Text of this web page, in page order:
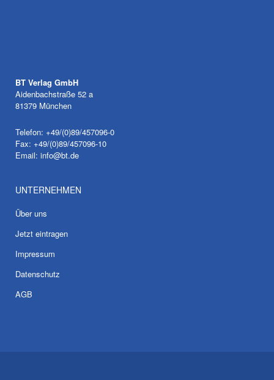
BT Verlag GmbH
Aidenbachstraße 52 a
81379 München
Telefon: +49/(0)89/457096-0
Fax: +49/(0)89/457096-10
Email: info@bt.de
UNTERNEHMEN
Über uns
Jetzt eintragen
Impressum
Datenschutz
AGB